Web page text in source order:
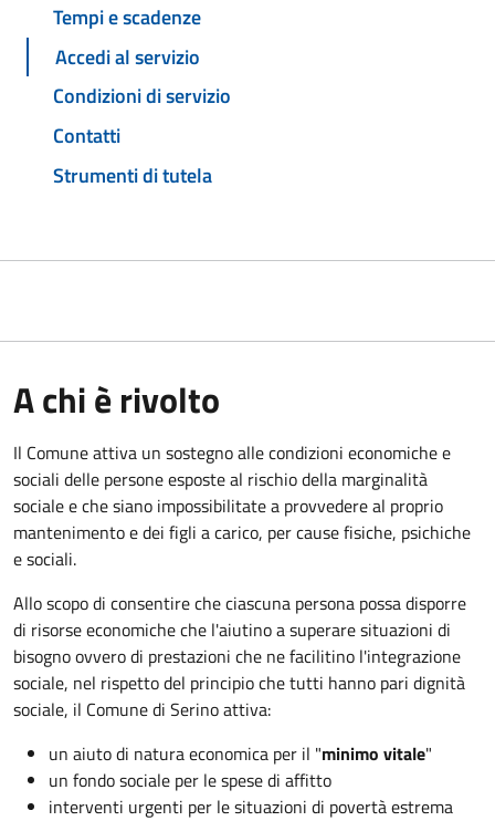
Tempi e scadenze
Accedi al servizio
Condizioni di servizio
Contatti
Strumenti di tutela
A chi è rivolto
Il Comune attiva un sostegno alle condizioni economiche e
sociali delle persone esposte al rischio della marginalità
sociale e che siano impossibilitate a provvedere al proprio
mantenimento e dei figli a carico, per cause fisiche, psichiche
e sociali.
Allo scopo di consentire che ciascuna persona possa disporre
di risorse economiche che l'aiutino a superare situazioni di
bisogno ovvero di prestazioni che ne facilitino l'integrazione
sociale, nel rispetto del principio che tutti hanno pari dignità
sociale, il Comune di Serino attiva:
un aiuto di natura economica per il "minimo vitale"
un fondo sociale per le spese di affitto
interventi urgenti per le situazioni di povertà estrema